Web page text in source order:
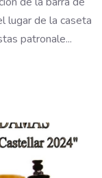
lugar de la caseta
patronale...